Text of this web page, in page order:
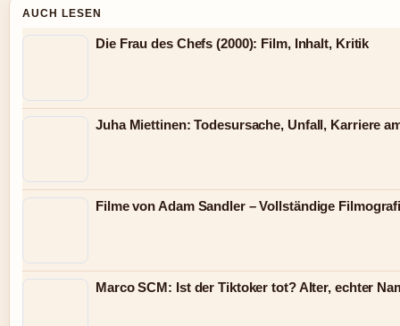
AUCH LESEN
Die Frau des Chefs (2000): Film, Inhalt, Kritik
Juha Miettinen: Todesursache, Unfall, Karriere
Filme von Adam Sandler – Vollständige
Marco SCM: Ist der Tiktoker tot? Alter, echter